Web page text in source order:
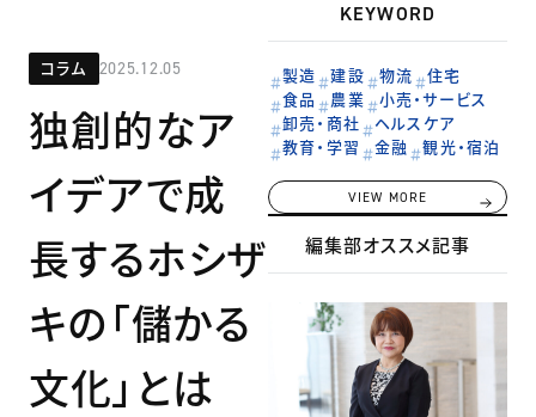
コラム 2025.12.05
独創的なア
イデアで成
長するホシザ
キの「儲かる
文化」とは
KEYWORD
製造 建設 物流
住宅
食品
農業
小売・サービス
卸売・商社
ヘルスケア
教育・学習
金融 観光・宿泊
VIEW MORE
編集部オススメ記事